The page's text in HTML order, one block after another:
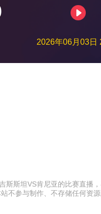
2026年06月03日
斯坦VS肯尼亚的比赛直播
参与制作、不存储任何资